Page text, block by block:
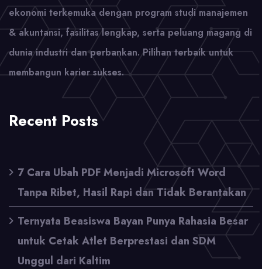
ekonomi terkemuka dengan program studi manajemen
& akuntansi, fasilitas lengkap, serta peluang magang di
dunia industri dan perbankan. Pilihan terbaik untuk
membangun karier sukses.
Recent Posts
7 Cara Ubah PDF Menjadi Microsoft Word
Tanpa Ribet, Hasil Rapi dan Tidak Berantakan
Ternyata Beasiswa Bayan Punya Rahasia Besar
untuk Cetak Atlet Berprestasi dan SDM
Unggul dari Kaltim